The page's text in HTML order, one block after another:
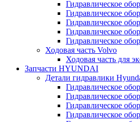
Гидравлическое
Гидравлическое
Гидравлическое
Гидравлическое
Гидравлическое
Ходовая часть Volvo
Ходовая часть для
Запчасти HYUNDAI
Детали гидравлики
Гидравлическое
Гидравлическое
Гидравлическое
Гидравлическое